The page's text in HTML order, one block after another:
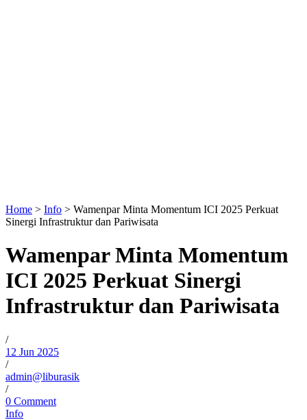
Home > Info > Wamenpar Minta Momentum ICI 2025 Perkuat
Sinergi Infrastruktur dan Pariwisata
Wamenpar Minta Momentum
ICI 2025 Perkuat Sinergi
Infrastruktur dan Pariwisata
/
12 Jun 2025
/
admin@liburasik
/
0 Comment
Info